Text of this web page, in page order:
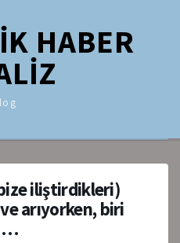
HABER
iliştirdikleri)
arıyorken, biri